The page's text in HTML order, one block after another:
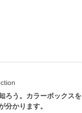
ろう。カラーボックスを
分かります。